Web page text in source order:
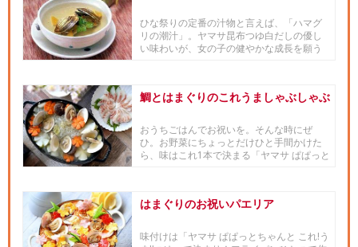
ひな祭りの定番の汁物と言えば、「ハマグ
リの潮汁」。ヤマサ昆布つゆ白だしの優し
い味わいが、女の子の健やかな成長を願う
鯛とはまぐりのこれうましゃぶしゃぶ
おうちごはんでお祝いを。そんな時にぜ
ひ。お野菜にちょっとだけひと手間かけた
ら、味はこれ1本で決まる「ヤマサ ぱぱっと
はまぐりのお祝いパエリア
味付けは「ヤマサ ぱぱっとちゃんと これ!う